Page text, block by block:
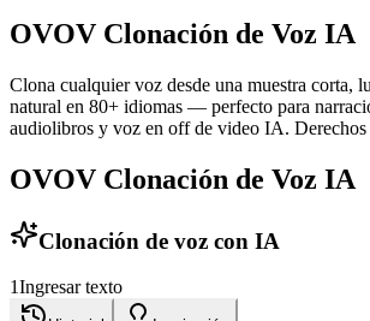
OVOV Clonación de Voz IA
Clona cualquier voz desde una muestra corta,
natural en 80+ idiomas — perfecto para
audiolibros y voz en off de video IA. Derechos
OVOV Clonación de Voz IA
Clonación de voz con IA
1Ingresar texto